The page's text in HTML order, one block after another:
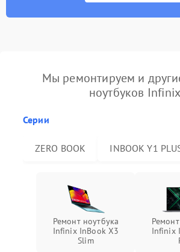
Мы ремонтируем и
ноутбуков Infinix
Серии
ZERO BOOK INBOOK Y1
Ремонт ноутбука
Infinix InBook X3
Slim
Infinix